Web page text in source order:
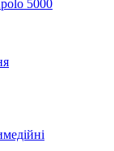
5000